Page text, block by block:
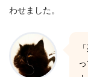
わせました。